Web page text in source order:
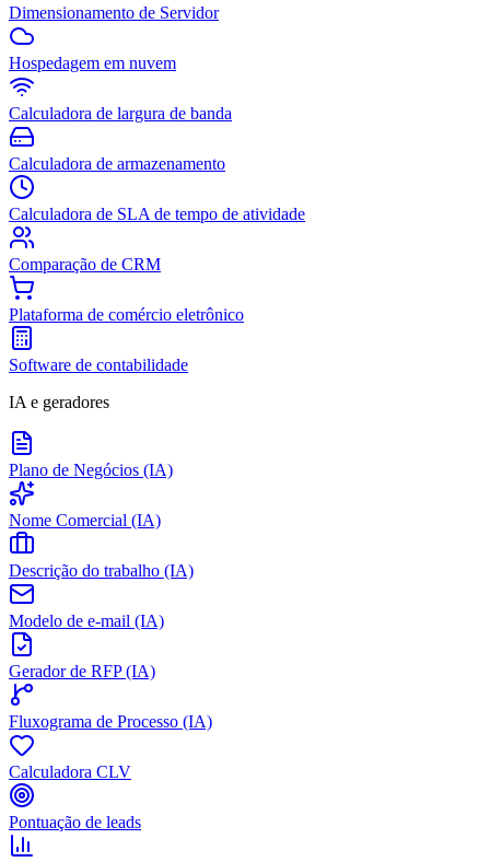
Dimensionamento de Servidor
Hospedagem em nuvem
Calculadora de largura de banda
Calculadora de armazenamento
Calculadora de SLA de tempo de atividade
Comparação de CRM
Plataforma de comércio eletrônico
Software de contabilidade
IA e geradores
Plano de Negócios (IA)
Nome Comercial (IA)
Descrição do trabalho (IA)
Modelo de e-mail (IA)
Gerador de RFP (IA)
Fluxograma de Processo (IA)
Calculadora CLV
Pontuação de leads